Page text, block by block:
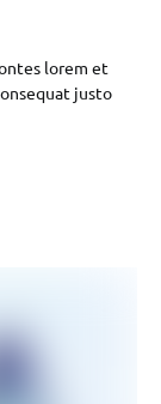
lorem et
justo